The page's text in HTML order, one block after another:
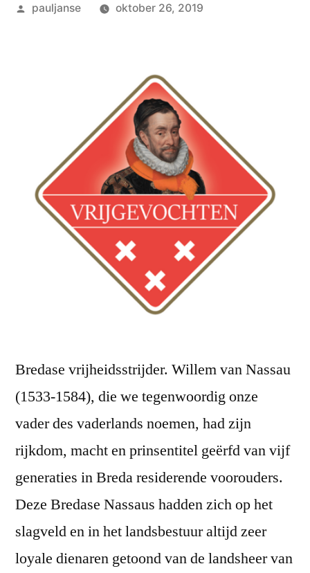
Geplaatst
pauljanse oktober 26, 2019
Bredase vrijheidsstrijder. Willem van Nassau
(1533-1584), die we tegenwoordig onze
vader des vaderlands noemen, had zijn
rijkdom, macht en prinsentitel geërfd van vijf
generaties in Breda residerende voorouders.
Deze Bredase Nassaus hadden zich op het
slagveld en in het landsbestuur altijd zeer
loyale dienaren getoond van de landsheer van